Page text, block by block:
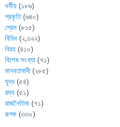
ধর্মীয় (১৮৬)
প্রকৃতি(৬৪০)
প্রেম (৮১৫)
বিবিধ (২,৩২২)
বিরহ (৪১০)
বিশেষ সংখ্যা (৭১)
মানবতাবাদী (২৮৫)
যুদ্ধ (৫৪)
রম্য (৫১)
রাজনৈতিক (৭১)
রূপক (৩৩০)